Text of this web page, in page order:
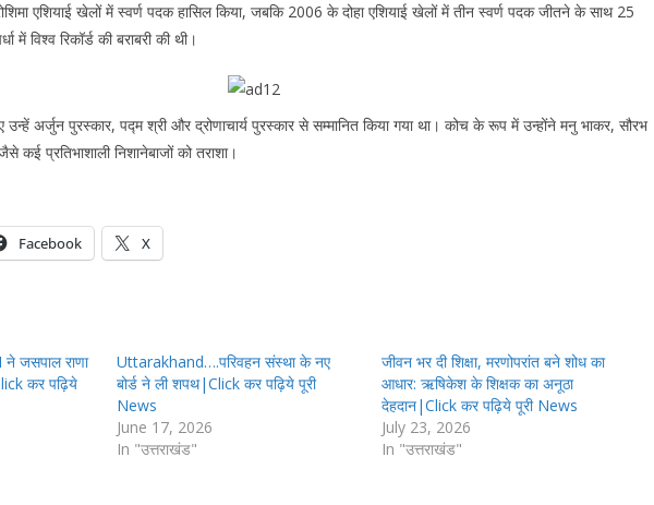
एशियाई खेलों में स्वर्ण पदक हासिल किया, जबकि 2006 के दोहा एशियाई खेलों में तीन स्वर्ण पदक जीतने के साथ 25
में विश्व रिकॉर्ड की बराबरी की थी।
अर्जुन पुरस्कार, पद्म श्री और द्रोणाचार्य पुरस्कार से सम्मानित किया गया था। कोच के रूप में उन्होंने मनु भाकर, सौरभ
कई प्रतिभाशाली निशानेबाजों को तराशा।
Facebook X
जसपाल राणा
कर पढ़िये
Uttarakhand….परिवहन संस्था के नए
बोर्ड ने ली शपथ|Click कर पढ़िये पूरी
News
June 17, 2026
In "उत्तराखंड"
जीवन भर दी शिक्षा, मरणोपरांत बने शोध का
आधार: ऋषिकेश के शिक्षक का अनूठा
देहदान|Click कर पढ़िये पूरी News
July 23, 2026
In "उत्तराखंड"